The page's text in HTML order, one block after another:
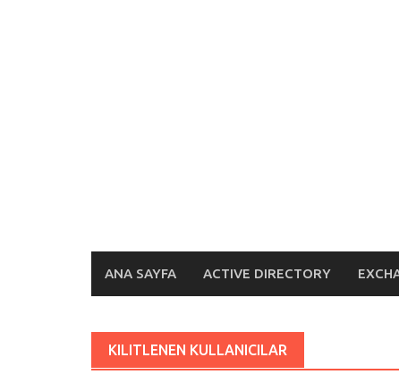
ANA SAYFA ACTIVE DIRECTORY
KILITLENEN KULLANICILAR